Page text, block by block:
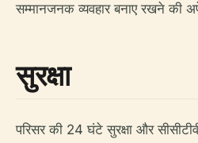
सम्मानजनक व्यवहार बनाए रखने की
सुरक्षा
परिसर की 24 घंटे सुरक्षा और सीसीटीवी